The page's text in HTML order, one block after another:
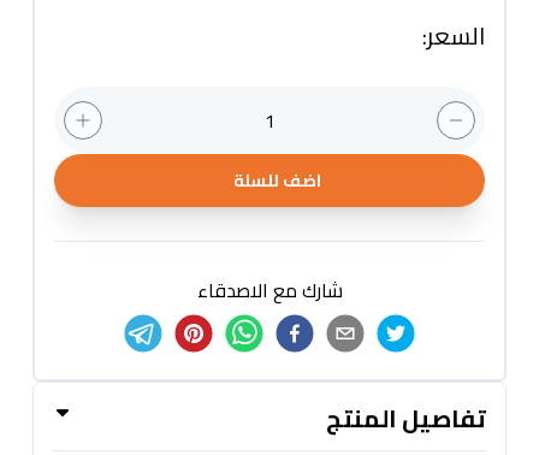
السعر:
1
اضف للسلة
شارك مع الاصدقاء
تفاصيل المنتج